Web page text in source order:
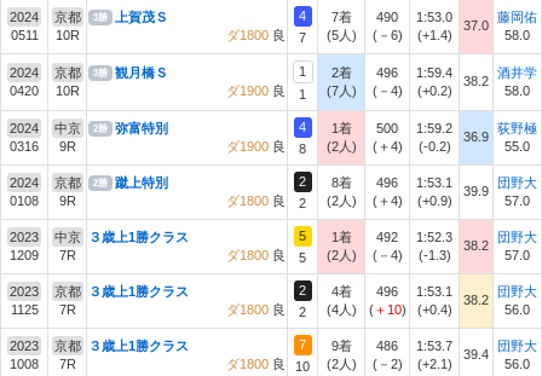
2024
0511
京都
10R
3勝
上賀茂Ｓ
ダ1800 良
4
7
7着
(5人)
490
(－6)
1:53.0
(+1.4)
37.0
藤岡佑
58.0
2024
0420
京都
10R
3勝
観月橋Ｓ
ダ1900 良
1
1
2着
(7人)
496
(－4)
1:59.4
(+0.2)
38.2
酒井学
58.0
2024
0316
中京
9R
2勝
弥富特別
ダ1900 良
4
8
1着
(2人)
500
(＋4)
1:59.2
(-0.2)
36.9
荻野極
55.0
2024
0108
京都
9R
2勝
蹴上特別
ダ1800 良
2
2
8着
(2人)
496
(＋4)
1:53.1
(+0.9)
39.9
団野大
57.0
2023
1209
中京
7R
３歳上1勝クラス
ダ1800 良
5
5
1着
(2人)
492
(－4)
1:52.3
(-1.3)
38.2
団野大
57.0
2023
1125
京都
7R
３歳上1勝クラス
ダ1800 良
2
2
4着
(4人)
496
(＋10)
1:53.1
(+0.4)
38.2
団野大
56.0
2023
1008
京都
7R
３歳上1勝クラス
ダ1800 良
7
10
9着
(2人)
486
(－2)
1:53.7
(+2.1)
39.4
団野大
56.0